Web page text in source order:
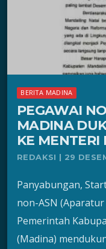
BERITA MADINA
PEGAWAI
MADINA
KE MENTERI
REDAKSI | 29
Panyabungan,
non-ASN
Pemerintah
(Madina)